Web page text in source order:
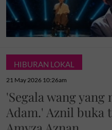
HIBURAN LOKAL
21 May 2026 10:26am
'Segala wang
Adam.' Aznil buka